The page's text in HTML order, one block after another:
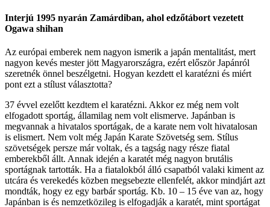
Interjú 1995 nyarán Zamárdiban, ahol edzőtábort vezetett
Ogawa shihan
Az európai emberek nem nagyon ismerik a japán mentalitást, mert
nagyon kevés mester jött Magyarországra, ezért először Japánról
szeretnék önnel beszélgetni. Hogyan kezdett el karatézni és miért
pont ezt a stílust választotta?
37 évvel ezelőtt kezdtem el karatézni. Akkor ez még nem volt
elfogadott sportág, államilag nem volt elismerve. Japánban is
megvannak a hivatalos sportágak, de a karate nem volt hivatalosan
is elismert. Nem volt még Japán Karate Szövetség sem. Stílus
szövetségek persze már voltak, és a tagság nagy része fiatal
emberekből állt. Annak idején a karatét még nagyon brutális
sportágnak tartották. Ha a fiatalokból álló csapatból valaki kiment az
utcára és verekedés közben megsebezte ellenfelét, akkor mindjárt azt
mondták, hogy ez egy barbár sportág. Kb. 10 – 15 éve van az, hogy
Japánban is és nemzetközileg is elfogadják a karatét, mint sportágat